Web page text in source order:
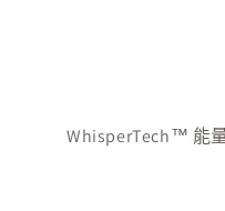
WhisperTech™ 能